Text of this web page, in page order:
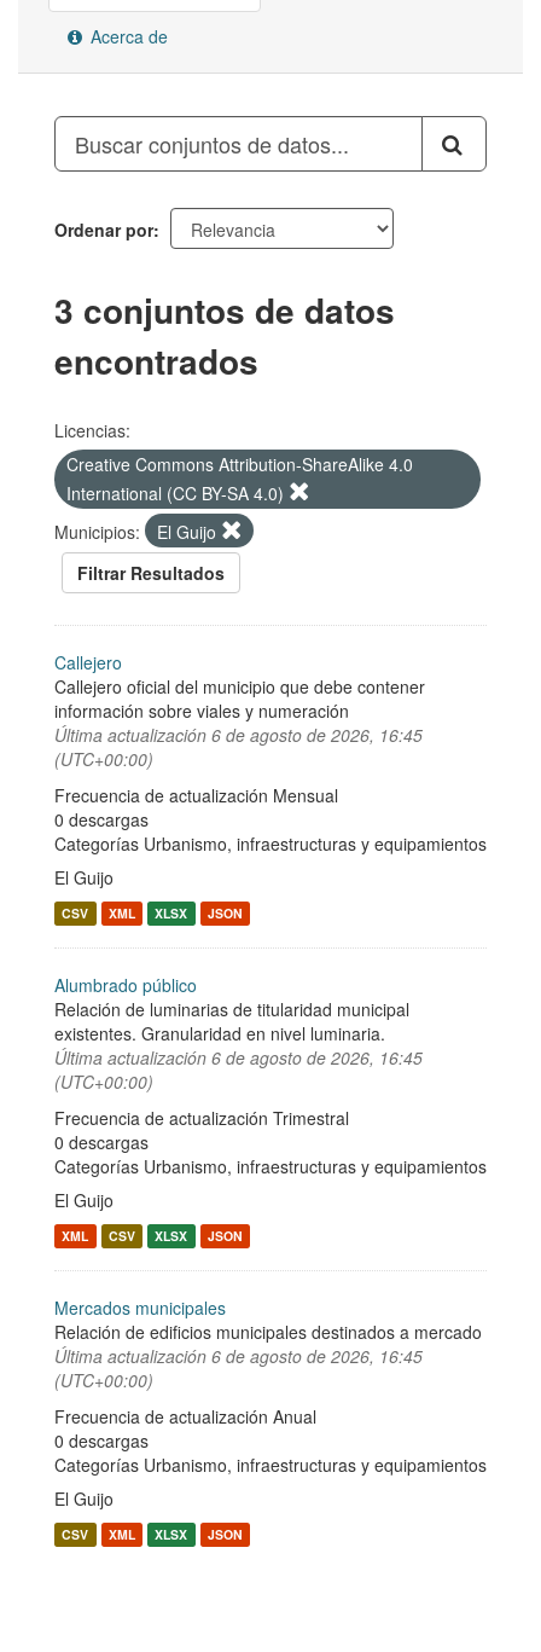
Acerca de
Ordenar por
3 conjuntos de datos
encontrados
Licencias:
Creative Commons Attribution-ShareAlike 4.0
International (CC BY-SA 4.0)
Municipios:
El Guijo
Filtrar Resultados
Callejero
Callejero oficial del municipio que debe contener
información sobre viales y numeración
Última actualización 6 de agosto de 2026, 16:45
(UTC+00:00)
Frecuencia de actualización Mensual
0 descargas
Categorías Urbanismo, infraestructuras y equipamientos
El Guijo
CSV XML XLSX JSON
Alumbrado público
Relación de luminarias de titularidad municipal
existentes. Granularidad en nivel luminaria.
Última actualización 6 de agosto de 2026, 16:45
(UTC+00:00)
Frecuencia de actualización Trimestral
0 descargas
Categorías Urbanismo, infraestructuras y equipamientos
El Guijo
XML CSV XLSX JSON
Mercados municipales
Relación de edificios municipales destinados a mercado
Última actualización 6 de agosto de 2026, 16:45
(UTC+00:00)
Frecuencia de actualización Anual
0 descargas
Categorías Urbanismo, infraestructuras y equipamientos
El Guijo
CSV XML XLSX JSON